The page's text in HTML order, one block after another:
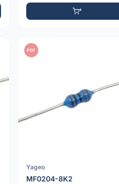
PDF
Yageo
MF0204-8K2